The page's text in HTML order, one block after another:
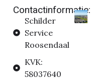
Contactinformatie:
Schilder
Service
Roosendaal
KVK:
58037640